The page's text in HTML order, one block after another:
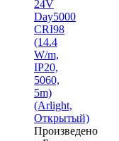
24V
Day5000
CRI98
(14.4
W/m,
IP20,
5060,
5m)
(Arlight,
Открытый)
Произведено